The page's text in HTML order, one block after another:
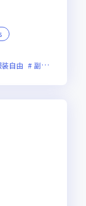
装自由 副業可